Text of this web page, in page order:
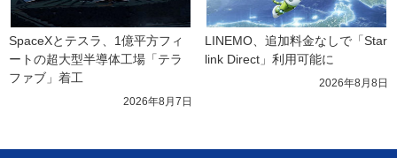
SpaceXとテスラ、1億平方フィ
ートの超大型半導体工場「テラ
ファブ」着工
2026年8月7日
LINEMO、追加料金なしで「Star
link Direct」利用可能に
2026年8月8日